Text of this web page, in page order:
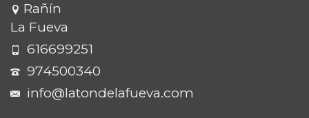
Rañín
La Fueva
616699251
974500340
info@latondelafueva.com